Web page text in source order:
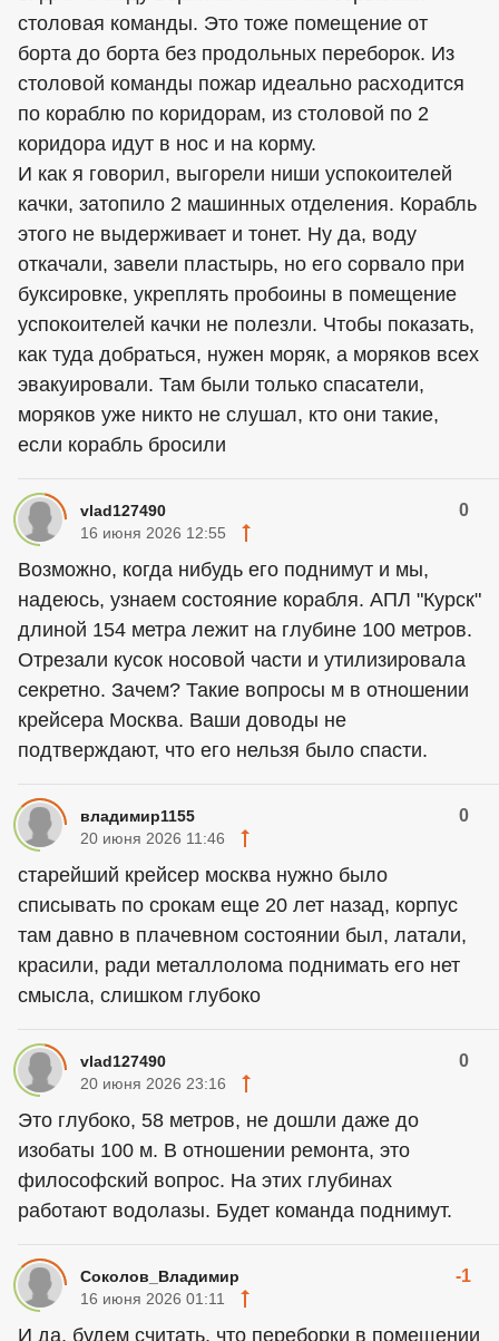
столовая команды. Это тоже помещение от
борта до борта без продольных переборок. Из
столовой команды пожар идеально расходится
по кораблю по коридорам, из столовой по 2
коридора идут в нос и на корму.
И как я говорил, выгорели ниши успокоителей
качки, затопило 2 машинных отделения. Корабль
этого не выдерживает и тонет. Ну да, воду
откачали, завели пластырь, но его сорвало при
буксировке, укреплять пробоины в помещение
успокоителей качки не полезли. Чтобы показать,
как туда добраться, нужен моряк, а моряков всех
эвакуировали. Там были только спасатели,
моряков уже никто не слушал, кто они такие,
если корабль бросили
vlad127490 0
16 июня 2026 12:55
Возможно, когда нибудь его поднимут и мы,
надеюсь, узнаем состояние корабля. АПЛ "Курск"
длиной 154 метра лежит на глубине 100 метров.
Отрезали кусок носовой части и утилизировала
секретно. Зачем? Такие вопросы м в отношении
крейсера Москва. Ваши доводы не
подтверждают, что его нельзя было спасти.
владимир1155 0
20 июня 2026 11:46
старейший крейсер москва нужно было
списывать по срокам еще 20 лет назад, корпус
там давно в плачевном состоянии был, латали,
красили, ради металлолома поднимать его нет
смысла, слишком глубоко
vlad127490 0
20 июня 2026 23:16
Это глубоко, 58 метров, не дошли даже до
изобаты 100 м. В отношении ремонта, это
философский вопрос. На этих глубинах
работают водолазы. Будет команда поднимут.
Соколов_Владимир -1
16 июня 2026 01:11
И да, будем считать, что переборки в помещении